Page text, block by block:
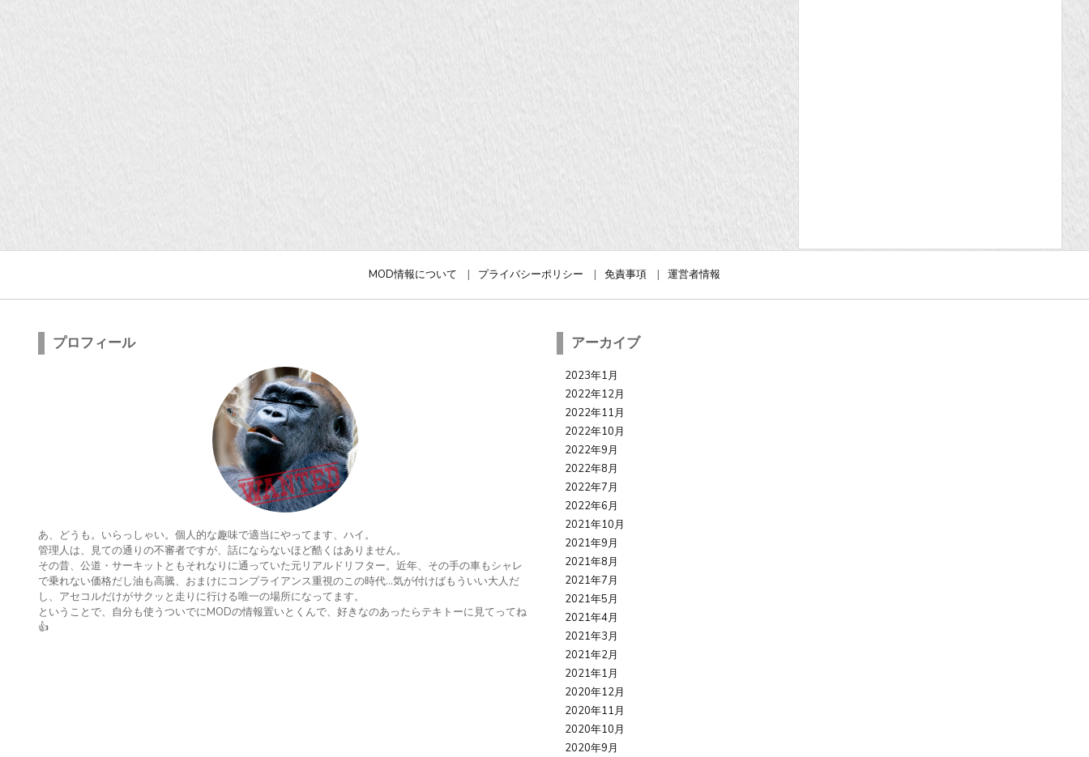
MOD情報について プライバシーポリシー 免責事項 運営者情報
プロフィール
あ、どうも。いらっしゃい。個人的な趣味で適当にやってます、ハイ。
管理人は、見ての通りの不審者ですが、話にならないほど酷くはありません。
その昔、公道・サーキットともそれなりに通っていた元リアルドリフター。近年、その手の車もシャレ
で乗れない価格だし油も高騰、おまけにコンプライアンス重視のこの時代…気が付けばもういい大人だ
し、アセコルだけがサクッと走りに行ける唯一の場所になってます。
ということで、自分も使うついでにMODの情報置いとくんで、好きなのあったらテキトーに見てってね
👍
アーカイブ
2023年1月
2022年12月
2022年11月
2022年10月
2022年9月
2022年8月
2022年7月
2022年6月
2021年10月
2021年9月
2021年8月
2021年7月
2021年5月
2021年4月
2021年3月
2021年2月
2021年1月
2020年12月
2020年11月
2020年10月
2020年9月